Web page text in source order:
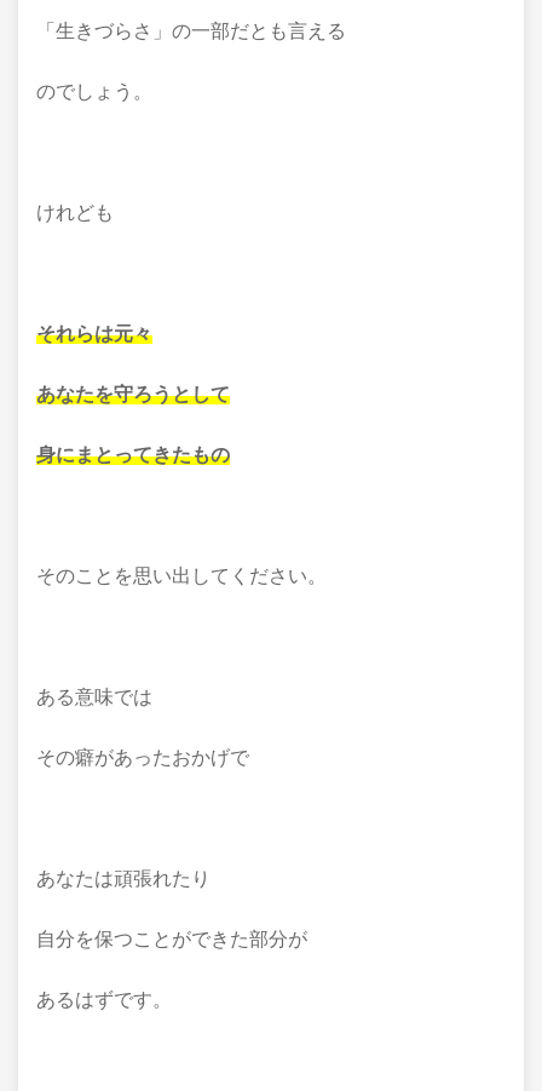
「生きづらさ」の一部だとも言える
のでしょう。
けれども
それらは元々
あなたを守ろうとして
身にまとってきたもの
そのことを思い出してください。
ある意味では
その癖があったおかげで
あなたは頑張れたり
自分を保つことができた部分が
あるはずです。